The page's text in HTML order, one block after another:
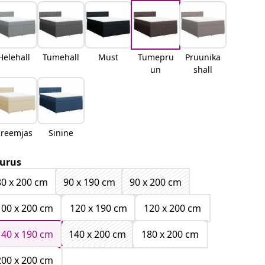
Tumehall Must
Tumepru
un
Pruunika
shall
Sinine
x 200 cm
90 x 190 cm
90 x 200 cm
x 200 cm
120 x 190 cm
120 x 200 cm
x 190 cm
140 x 200 cm
180 x 200 cm
x 200 cm